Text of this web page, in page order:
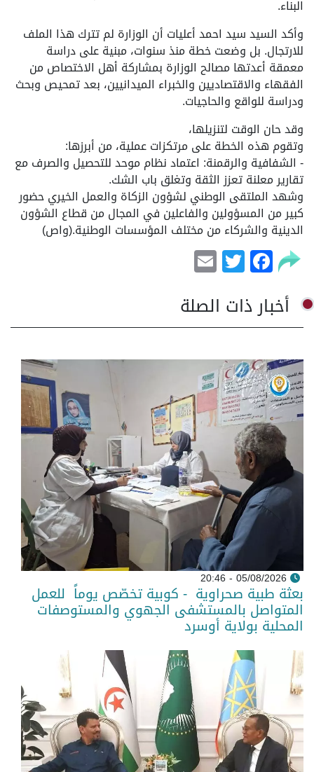
البناء.
وأكد السيد سيد احمد أعليات أن الوزارة لم تترك هذا الملف
للارتجال. بل وضعت خطة منذ سنوات، مبنية على دراسة
معمقة أعدتها مصالح الوزارة بمشاركة أهل الاختصاص من
الفقهاء والاقتصاديين والخبراء الميدانيين، بعد تمحيص وبحث
ودراسة للواقع والحاجيات.
وقد حان الوقت لتنزيلها،
وتقوم هذه الخطة على مرتكزات عملية، من أبرزها:
- الشفافية والرقمنة: اعتماد نظام موحد للتحصيل والصرف مع
تقارير معلنة تعزز الثقة وتغلق باب الشك.
وشهد الملتقى الوطني لشؤون الزكاة والعمل الخيري حضور
كبير من المسؤولين والفاعلين في المجال من قطاع الشؤون
الدينية والشركاء من مختلف المؤسسات الوطنية.(واص)
Facebook
Twitter
أخبار ذات الصلة
05/08/2026 - 20:46
بعثة طبية صحراوية - كوبية تخصّص يوماً للعمل
المتواصل بالمستشفى الجهوي والمستوصفات
المحلية بولاية أوسرد